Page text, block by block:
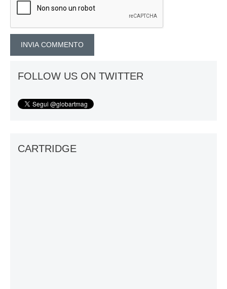
FOLLOW US ON TWITTER
CARTRIDGE